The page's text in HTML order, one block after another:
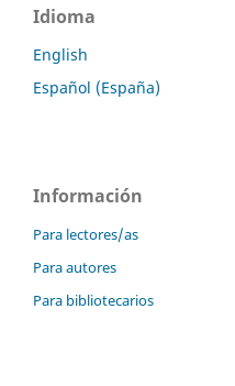
Idioma
English
Español (España)
Información
Para lectores/as
Para autores
Para bibliotecarios